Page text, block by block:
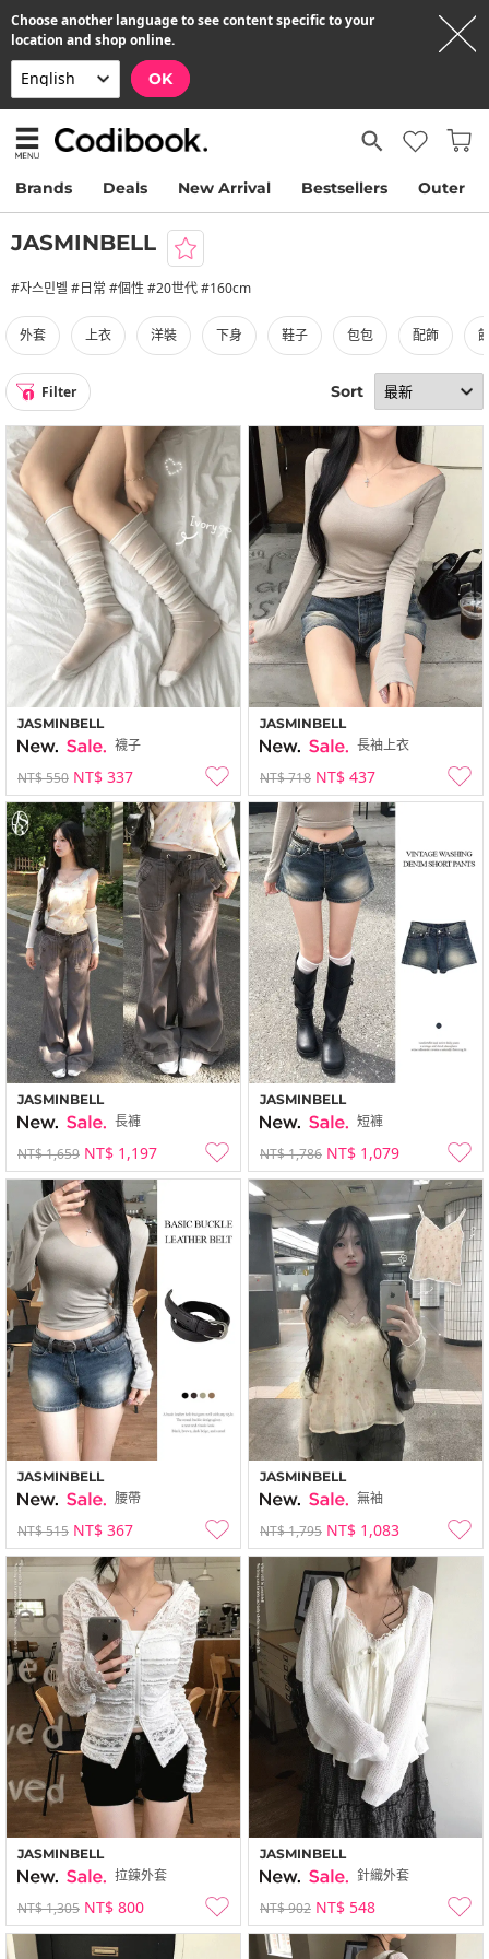
Choose another language to see content specific to your
location and shop online.
OK
Brands Deals New Arrival Bestsellers Outer
JASMINBELL
#자스민벨 #日常 #個性 #20世代 #160cm
外套 上衣 洋裝 下身 鞋子 包包 配飾
1 Filter Sort
JASMINBELL
襪子
NT$ 550 NT$ 337
JASMINBELL
長袖上衣
NT$ 718 NT$ 437
JASMINBELL
長褲
NT$ 1,659 NT$ 1,197
JASMINBELL
短褲
NT$ 1,786 NT$ 1,079
JASMINBELL
腰帶
NT$ 515 NT$ 367
JASMINBELL
無袖
NT$ 1,795 NT$ 1,083
JASMINBELL
拉鍊外套
NT$ 1,305 NT$ 800
JASMINBELL
針織外套
NT$ 902 NT$ 548